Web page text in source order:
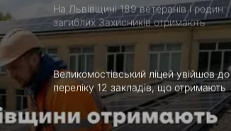
На Львівщині 189 ветеранів і родин
загиблих Захисників отримають
компенсацію на житло
Великомостівський ліцей увійшов до
переліку 12 закладів, що отримають
держсубвенцію на енергостійкість